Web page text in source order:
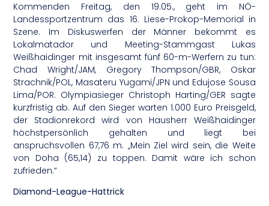
Kommenden Freitag, den 19.05., geht im NÖ-
Landessportzentrum das 16. Liese-Prokop-Memorial in
Szene. Im Diskuswerfen der Männer bekommt es
Lokalmatador und Meeting-Stammgast Lukas
Weißhaidinger mit insgesamt fünf 60-m-Werfern zu tun:
Chad Wright/JAM, Gregory Thompson/GBR, Oskar
Strachnik/POL, Masateru Yugami/JPN und Edujose Sousa
Lima/POR. Olympiasieger Christoph Harting/GER sagte
kurzfristig ab. Auf den Sieger warten 1.000 Euro Preisgeld,
der Stadionrekord wird von Hausherr Weißhaidinger
höchstpersönlich gehalten und liegt bei
anspruchsvollen 67,76 m. „Mein Ziel wird sein, die Weite
von Doha (65,14) zu toppen. Damit wäre ich schon
zufrieden.“
Diamond-League-Hattrick